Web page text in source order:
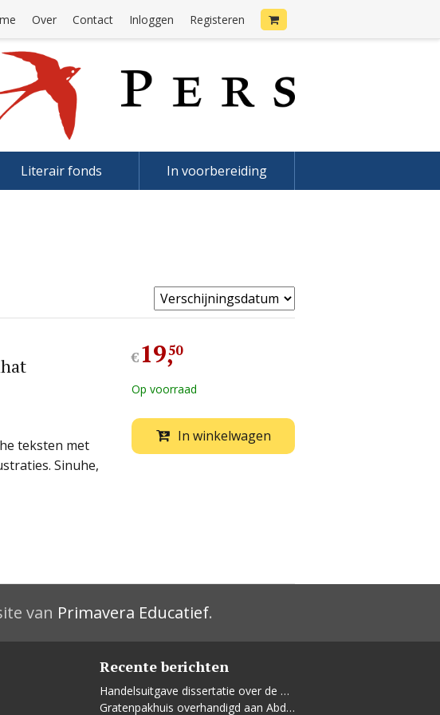
Over Contact Inloggen Registeren
Literair fonds In voorbereiding
teksten met
Sinuhe,
€19,
50
Op voorraad
In winkelwagen
van Primavera Educatief.
Recente berichten
Handelsuitgave dissertatie over de Leidse vrouwenbeweging
Gratenpakhuis overhandigd aan Abdelhaq Jermoumi